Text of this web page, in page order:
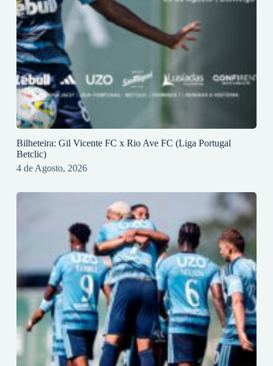
Bilheteira: Gil Vicente FC x Rio Ave FC (Liga Portugal
Betclic)
4 de Agosto, 2026